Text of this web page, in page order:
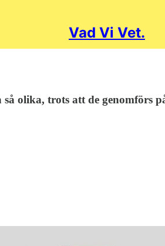
Vad Vi Vet.
olika, trots att de genomförs